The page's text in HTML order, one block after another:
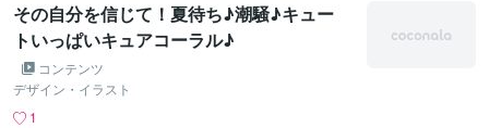
その自分を信じて！夏待ち♪潮騒♪キュー
トいっぱいキュアコーラル♪
コンテンツ
デザイン・イラスト
1